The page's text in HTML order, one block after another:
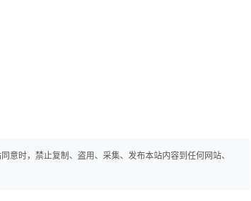
意时，禁止复制、盗用、采集、发布本站内容到任何网站、